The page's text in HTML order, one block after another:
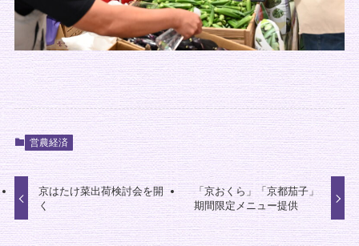
営農経済
京はたけ菜出荷検討会を開
く
「京おくら」「京都茄子」
期間限定メニュー提供